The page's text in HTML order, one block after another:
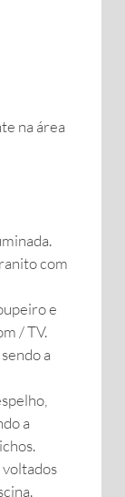
na área
com
e
/ TV.
a
a